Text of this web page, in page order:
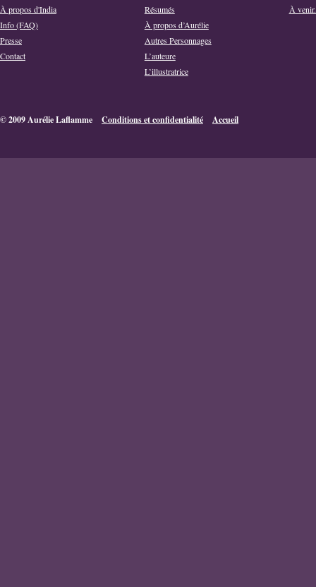
À propos d'India
Info (FAQ)
Presse
Contact
Résumés
À propos d’Aurélie
Autres Personnages
L’auteure
L’illustratrice
À
© 2009 Aurélie Laflamme Conditions et confidentialité Accueil